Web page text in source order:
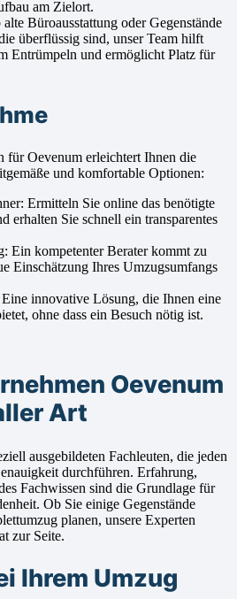
am Zielort.
Büroausstattung oder Gegenstände
überflüssig sind, unser Team hilft
Entrümpeln und ermöglicht Platz für
für Oevenum erleichtert Ihnen die
und komfortable Optionen:
Ermitteln Sie online das benötigte
erhalten Sie schnell ein transparentes
Ein kompetenter Berater kommt zu
Einschätzung Ihres Umzugsumfangs
innovative Lösung, die Ihnen eine
ohne dass ein Besuch nötig ist.
Oevenum
Art
ausgebildeten Fachleuten, die jeden
durchführen. Erfahrung,
Fachwissen sind die Grundlage für
Ob Sie einige Gegenstände
planen, unsere Experten
zur Seite.
Ihrem Umzug